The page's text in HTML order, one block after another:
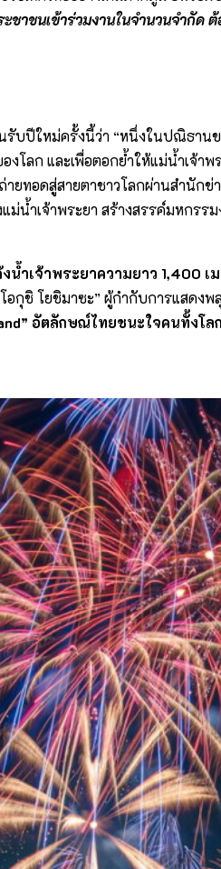
าชนเข้าร่วมงานในจำนวนจำกัด
รับปีใหม่ครั้งนี้ว่า “หนึ่งในปณิธาน
ลก และเพื่อตอกย้ำให้แม่น้ำเจ้าพ
อดสู่สายตาชาวโลกผ่านสำนักข่า
น้ำเจ้าพระยา สร้างสรรค์มหกร
ำเจ้าพระยาความยาว 1,400
อกุชิ โยชิมาซะ” ผู้กำกับการแสด
อัตลักษณ์ไทยชนะใจคนทั้งโลก